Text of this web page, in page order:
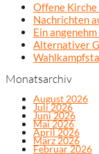
Offene Kirche
Nachrichten
Ein
Alternativer
Monatsarchiv
August 2026
Juli 2026
Juni 2026
Mai 2026
April 2026
März 2026
Februar 2026